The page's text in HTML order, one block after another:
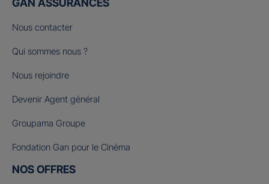
GAN ASSURANCES
Nous contacter
Qui sommes nous ?
Nous rejoindre
Devenir Agent général
Groupama Groupe
Fondation Gan pour le Cinéma
NOS OFFRES